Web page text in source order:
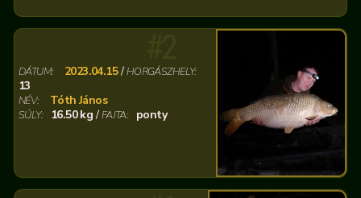
DÁTUM: 2023.04.15/HORGÁSZHELY:
13
NÉV: Tóth János
SÚLY: 16.50 kg/FAJTA: ponty